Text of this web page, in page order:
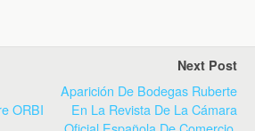
ORBI
Next Post
Aparición De Bodegas Ruberte
En La Revista De La Cámara